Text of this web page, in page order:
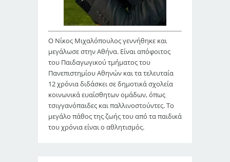
Ο Νίκος Μιχαλόπουλος γεννήθηκε και
μεγάλωσε στην Αθήνα. Είναι απόφοιτος
του Παιδαγωγικού τμήματος του
Πανεπιστημίου Αθηνών και τα τελευταία
12 χρόνια διδάσκει σε δημοτικά σχολεία
κοινωνικά ευαίσθητων ομάδων, όπως
τσιγγανόπαιδες και παλλινοστούντες. Το
μεγάλο πάθος της ζωής του από τα παιδικά
του χρόνια είναι ο αθλητισμός.